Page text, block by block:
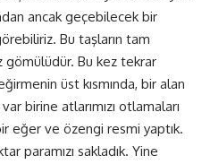
ancak geçebilecek bir
Bu taşların tam
gömülüdür. Bu kez tekrar
üst kısmında, bir alan
birine atlarımızı otlamaları
eğer ve özengi resmi yaptık.
paramızı sakladık. Yine